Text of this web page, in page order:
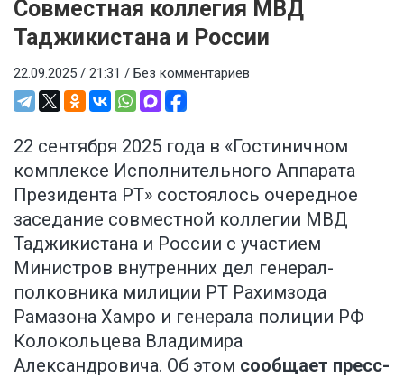
Совместная коллегия МВД
Таджикистана и России
22.09.2025 / 21:31 / Без комментариев
22 сентября 2025 года в «Гостиничном
комплексе Исполнительного Аппарата
Президента РТ» состоялось очередное
заседание совместной коллегии МВД
Таджикистана и России с участием
Министров внутренних дел генерал-
полковника милиции РТ Рахимзода
Рамазона Хамро и генерала полиции РФ
Колокольцева Владимира
Александровича. Об этом сообщает пресс-